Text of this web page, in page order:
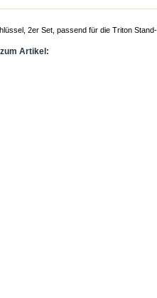
2er Set, passend für die Triton
Artikel: